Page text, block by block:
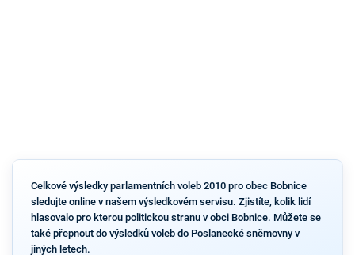
Celkové výsledky parlamentních voleb 2010 pro obec Bobnice
sledujte online v našem výsledkovém servisu. Zjistíte, kolik lidí
hlasovalo pro kterou politickou stranu v obci Bobnice. Můžete se
také přepnout do výsledků voleb do Poslanecké sněmovny v
jiných letech.